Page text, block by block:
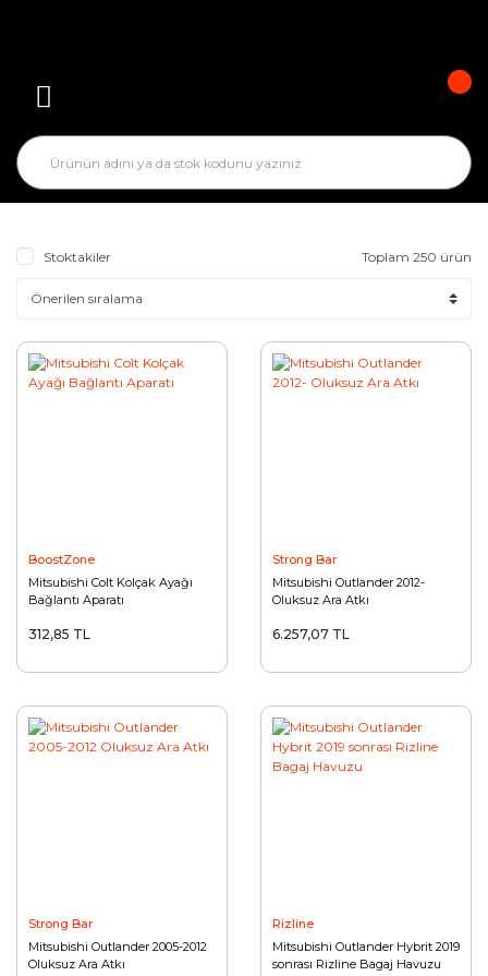
Stoktakiler Toplam 250 ürün
BoostZone
Mitsubishi Colt Kolçak Ayağı
Bağlantı Aparatı
312,85 TL
Strong Bar
Mitsubishi Outlander 2012-
Oluksuz Ara Atkı
6.257,07 TL
Strong Bar
Mitsubishi Outlander 2005-2012
Oluksuz Ara Atkı
Rizline
Mitsubishi Outlander Hybrit 2019
sonrası Rizline Bagaj Havuzu